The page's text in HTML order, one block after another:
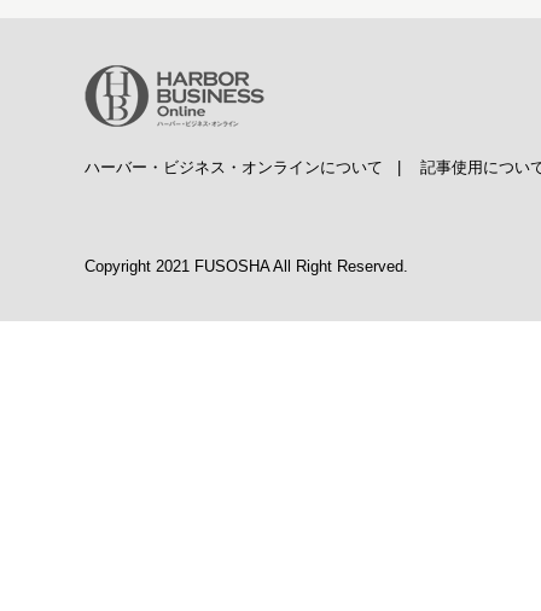
ハーバー・ビジネス・オンラインについて 記事使用につい
Copyright 2021 FUSOSHA All Right Reserved.